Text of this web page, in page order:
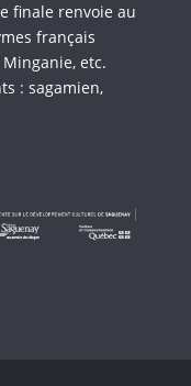
finale renvoie au
français
etc.
: sagamien,